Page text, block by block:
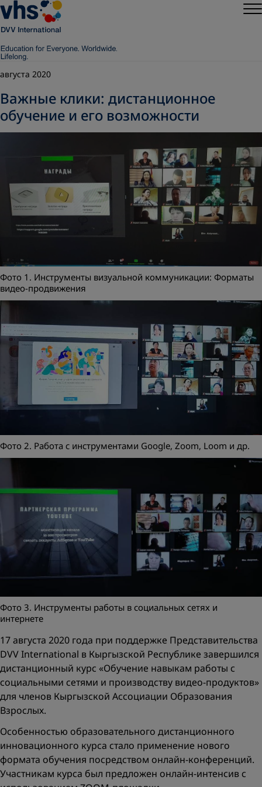
августа 2020
Важные клики: дистанционное
обучение и его возможности
Фото 1. Инструменты визуальной коммуникации: Форматы
видео-продвижения
Фото 2. Работа с инструментами Google, Zoom, Loom и др.
Фото 3. Инструменты работы в социальных сетях и
интернете
17 августа 2020 года при поддержке Представительства
DVV International в Кыргызской Республике завершился
дистанционный курс «Обучение навыкам работы с
социальными сетями и производству видео-продуктов»
для членов Кыргызской Ассоциации Образования
Взрослых.
Особенностью образовательного дистанционного
инновационного курса стало применение нового
формата обучения посредством онлайн-конференций.
Участникам курса был предложен онлайн-интенсив с